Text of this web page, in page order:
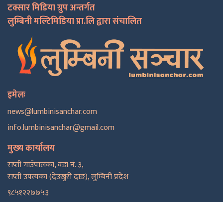
टक्सार मिडिया ग्रुप अन्तर्गत
लुम्बिनी मल्टिमिडिया प्रा.लि द्वारा संचालित
इमेलः
news@lumbinisanchar.com
info.lumbinisanchar@gmail.com
मुख्य कार्यालय
राप्ती गाउँपालका, वडा नं. ३,
राप्ती उपत्यका (देउखुरी दाङ), लुम्बिनी प्रदेश
९८५१२२७७५३